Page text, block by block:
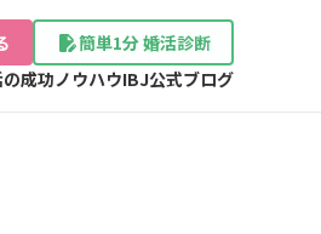
簡単1分 婚活診断
成功ノウハウIBJ公式ブログ